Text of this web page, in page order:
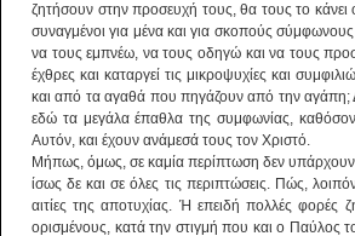
ζητήσουν στην προσευχή τους, θα τους το κάνει
συναγμένοι για μένα και για σκοπούς
να τους εμπνέω, να τους οδηγώ και να τους
έχθρες και καταργεί τις μικροψυχίες και
και από τα αγαθά που πηγάζουν από την αγάπη;
εδώ τα μεγάλα έπαθλα της συμφωνίας,
Αυτόν, και έχουν ανάμεσά τους τον Χριστό.
Μήπως, όμως, σε καμία περίπτωση δεν
ίσως δε και σε όλες τις περιπτώσεις. Πώς,
αιτίες της αποτυχίας. Ή επειδή πολλές φορές
ορισμένους, κατά την στιγμή που και ο Παύλος